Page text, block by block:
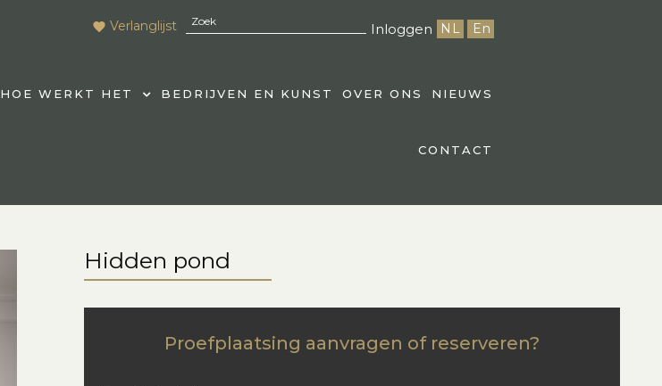
Verlanglijst Inloggen NL En
HOE WERKT HET BEDRIJVEN EN KUNST OVER ONS NIEUWS
CONTACT
Hidden pond
Proefplaatsing aanvragen of reserveren?